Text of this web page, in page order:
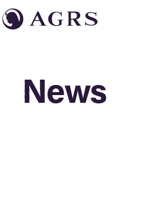
News
News